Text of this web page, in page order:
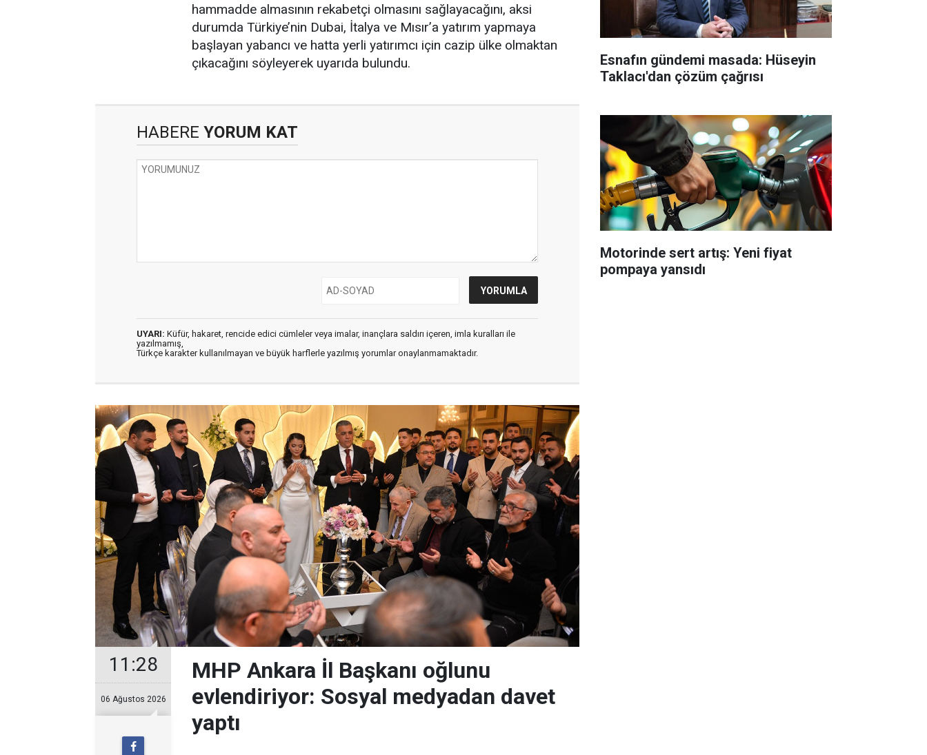
hammadde almasının rekabetçi olmasını sağlayacağını, aksi
durumda Türkiye’nin Dubai, İtalya ve Mısır’a yatırım yapmaya
başlayan yabancı ve hatta yerli yatırımcı için cazip ülke olmaktan
çıkacağını söyleyerek uyarıda bulundu.
HABERE YORUM KAT
UYARI: Küfür, hakaret, rencide edici cümleler veya imalar, inançlara saldırı içeren, imla kuralları ile
yazılmamış,
Türkçe karakter kullanılmayan ve büyük harflerle yazılmış yorumlar onaylanmamaktadır.
11:28
06 Ağustos 2026
MHP Ankara İl Başkanı oğlunu
evlendiriyor: Sosyal medyadan davet
yaptı
Esnafın gündemi masada: Hüseyin
Taklacı'dan çözüm çağrısı
Motorinde sert artış: Yeni fiyat
pompaya yansıdı